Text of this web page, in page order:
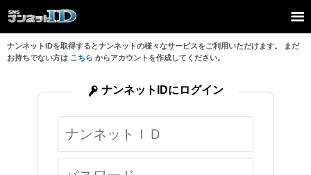
ナンネットIDを取得するとナンネットの様々なサービスをご利用いただけます。 まだ
お持ちでない方は こちら からアカウントを作成してください。
ナンネットIDにログイン